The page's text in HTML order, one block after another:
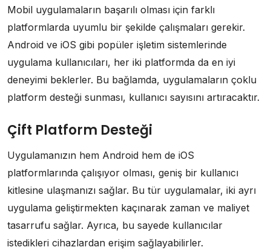
Mobil uygulamaların başarılı olması için farklı
platformlarda uyumlu bir şekilde çalışmaları gerekir.
Android ve iOS gibi popüler işletim sistemlerinde
uygulama kullanıcıları, her iki platformda da en iyi
deneyimi beklerler. Bu bağlamda, uygulamaların çoklu
platform desteği sunması, kullanıcı sayısını artıracaktır.
Çift Platform Desteği
Uygulamanızın hem Android hem de iOS
platformlarında çalışıyor olması, geniş bir kullanıcı
kitlesine ulaşmanızı sağlar. Bu tür uygulamalar, iki ayrı
uygulama geliştirmekten kaçınarak zaman ve maliyet
tasarrufu sağlar. Ayrıca, bu sayede kullanıcılar
istedikleri cihazlardan erişim sağlayabilirler.